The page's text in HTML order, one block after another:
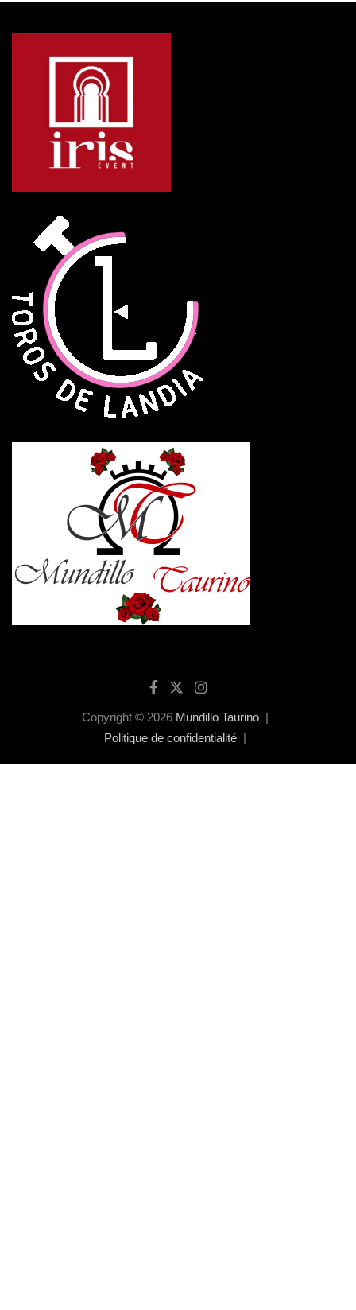
Copyright © 2026 Mundillo Taurino
Politique de confidentialité